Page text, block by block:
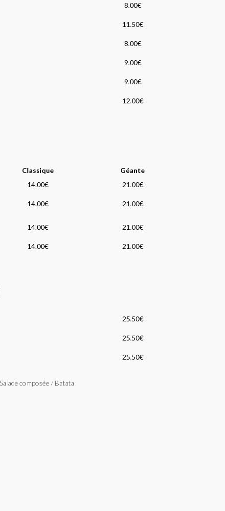
8.00€
11.50€
8.00€
9.00€
9.00€
12.00€
Classique Géante
14.00€ 21.00€
14.00€ 21.00€
14.00€ 21.00€
14.00€ 21.00€
25.50€
25.50€
25.50€